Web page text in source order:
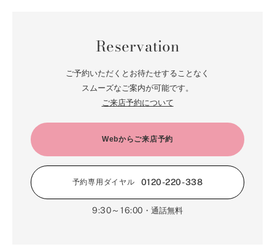
Reservation
ご予約いただくとお待たせすることなく
スムーズなご案内が可能です。
ご来店予約について
Webからご来店予約
予約専用ダイヤル 0120-220-338
9:30～16:00 ・通話無料